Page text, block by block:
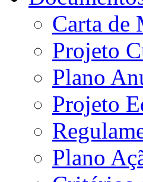
Carta de
Projeto
Plano
Projeto
Plano